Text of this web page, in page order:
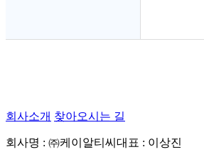
회사소개 찾아오시는 길
회사명 : ㈜케이알티씨 대표 : 이상진